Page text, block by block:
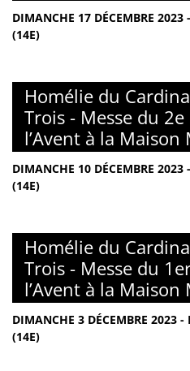
DIMANCHE 17 DÉCEMBRE 2023
(14E)
Homélie du
Trois - Messe du
l’Avent à la Maison
DIMANCHE 10 DÉCEMBRE 2023
(14E)
Homélie du
Trois - Messe du
l’Avent à la Maison
DIMANCHE 3 DÉCEMBRE 2023 -
(14E)